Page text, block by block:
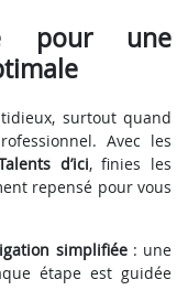
pour une
surtout quand
Avec les
d’ici, finies les
repensé pour vous
simplifiée: une
étape est guidée